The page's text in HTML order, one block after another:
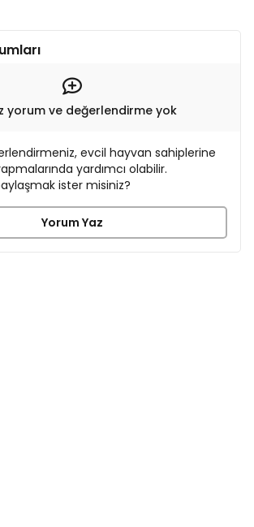
yorum ve değerlendirme yok
evcil hayvan sahiplerine
yardımcı olabilir.
ister misiniz?
Yorum Yaz